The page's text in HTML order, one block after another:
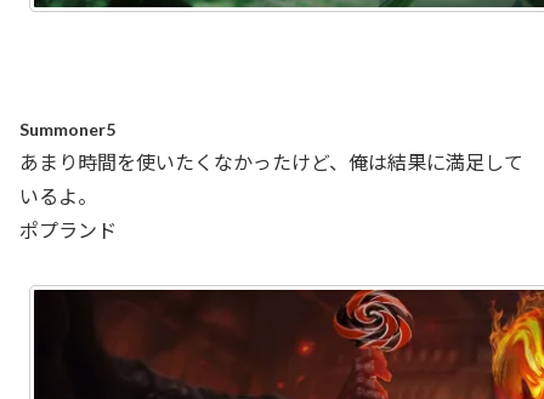
Summoner5
あまり時間を使いたくなかったけど、俺は結果に満足して
いるよ。
ポプランド